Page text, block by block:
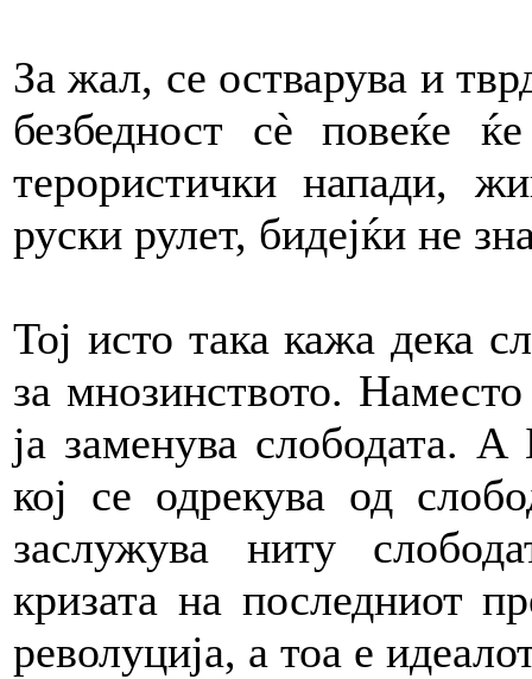
За жал, се остварува и
безбедност сè повеќе
терористички напади,
руски рулет, бидејќи не
Тој исто така кажа дека
за мнозинството. Наместо
ја заменува слободата.
кој се одрекува од
заслужува ниту
кризата на последниот
револуција, а тоа е